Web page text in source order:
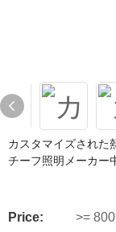
カスタマイズされた
チーフ照明メーカー
Price: >=